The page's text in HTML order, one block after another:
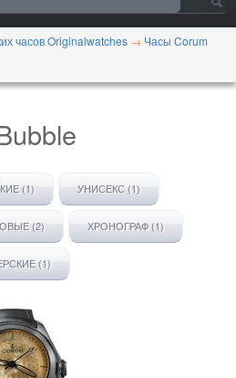
часов Originalwatches → Часы Corum
(1) УНИСЕКС (1)
(2) ХРОНОГРАФ (1)
(1)